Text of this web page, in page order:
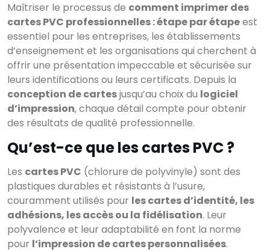
Maîtriser le processus de comment imprimer des
cartes PVC professionnelles : étape par étapeest
essentiel pour les entreprises, les établissements
d’enseignement et les organisations qui cherchent à
offrir une présentation impeccable et sécurisée sur
leurs identifications ou leurs certificats. Depuis la
conception de cartesjusqu’au choix du logiciel
d’impression, chaque détail compte pour obtenir
des résultats de qualité professionnelle.
Qu’est-ce que les cartes PVC ?
Les cartes PVC (chlorure de polyvinyle) sont des
plastiques durables et résistants à l’usure,
couramment utilisés pour les cartes d’identité, les
adhésions, les accès ou la fidélisation. Leur
polyvalence et leur adaptabilité en font la norme
pour l’impression de cartes personnalisées.